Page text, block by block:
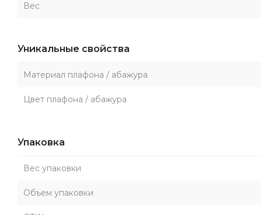
Вес
Уникальные свойства
Материал плафона / абажура
Цвет плафона / абажура
Упаковка
Вес упаковки
Объем упаковки